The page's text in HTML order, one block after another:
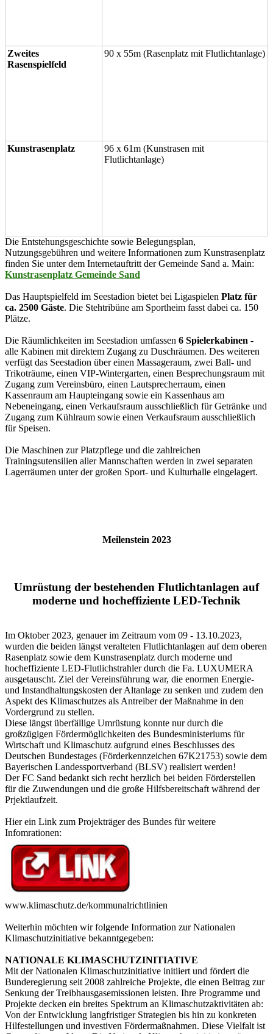
Zweites
Rasenspielfeld
90 x 55m (Rasenplatz mit Flutlichtanlage)
Kunstrasenplatz
96 x 61m (Kunstrasen mit
Flutlichtanlage)
Die Entstehungsgeschichte sowie Belegungsplan,
Nutzungsgebühren und weitere Informationen zum Kunstrasenplatz
finden Sie unter dem Internetauftritt der Gemeinde Sand a. Main:
Kunstrasenplatz Gemeinde Sand
Das Hauptspielfeld im Seestadion bietet bei Ligaspielen Platz für
ca. 2500 Gäste. Die Stehtribüne am Sportheim fasst dabei ca. 150
Plätze.
Die Räumlichkeiten im Seestadion umfassen 6 Spielerkabinen -
alle Kabinen mit direktem Zugang zu Duschräumen. Des weiteren
verfügt das Seestadion über einen Massageraum, zwei Ball- und
Trikoträume, einen VIP-Wintergarten, einen Besprechungsraum mit
Zugang zum Vereinsbüro, einen Lautsprecherraum, einen
Kassenraum am Haupteingang sowie ein Kassenhaus am
Nebeneingang, einen Verkaufsraum ausschließlich für Getränke und
Zugang zum Kühlraum sowie einen Verkaufsraum ausschließlich
für Speisen.
Die Maschinen zur Platzpflege und die zahlreichen
Trainingsutensilien aller Mannschaften werden in zwei separaten
Lagerräumen unter der großen Sport- und Kulturhalle eingelagert.
Meilenstein 2023
Umrüstung der bestehenden Flutlichtanlagen auf
moderne und hocheffiziente LED-Technik
Im Oktober 2023, genauer im Zeitraum vom 09 - 13.10.2023,
wurden die beiden längst veralteten Flutlichtanlagen auf dem oberen
Rasenplatz sowie dem Kunstrasenplatz durch moderne und
hocheffiziente LED-Flutlichstrahler durch die Fa. LUXUMERA
ausgetauscht. Ziel der Vereinsführung war, die enormen Energie-
und Instandhaltungskosten der Altanlage zu senken und zudem den
Aspekt des Klimaschutzes als Antreiber der Maßnahme in den
Vordergrund zu stellen.
Diese längst überfällige Umrüstung konnte nur durch die
großzügigen Fördermöglichkeiten des Bundesministeriums für
Wirtschaft und Klimaschutz aufgrund eines Beschlusses des
Deutschen Bundestages (Förderkennzeichen 67K21753) sowie dem
Bayerischen Landessportverband (BLSV) realisiert werden!
Der FC Sand bedankt sich recht herzlich bei beiden Förderstellen
für die Zuwendungen und die große Hilfsbereitschaft während der
Prjektlaufzeit.
Hier ein Link zum Projekträger des Bundes für weitere
Infomrationen:
www.klimaschutz.de/kommunalrichtlinien
Weiterhin möchten wir folgende Information zur Nationalen
Klimaschutzinitiative bekanntgegeben:
NATIONALE KLIMASCHUTZINITIATIVE
Mit der Nationalen Klimaschutzinitiative initiiert und fördert die
Bunderegierung seit 2008 zahlreiche Projekte, die einen Beitrag zur
Senkung der Treibhausgasemissionen leisten. Ihre Programme und
Projekte decken ein breites Spektrum an Klimaschutzaktivitäten ab:
Von der Entwicklung langfristiger Strategien bis hin zu konkreten
Hilfestellungen und investiven Fördermaßnahmen. Diese Vielfalt ist